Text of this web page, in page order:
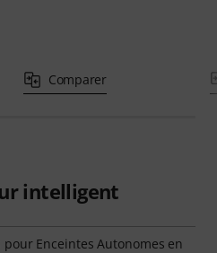
Comparer
intelligent
pour Enceintes Autonomes en